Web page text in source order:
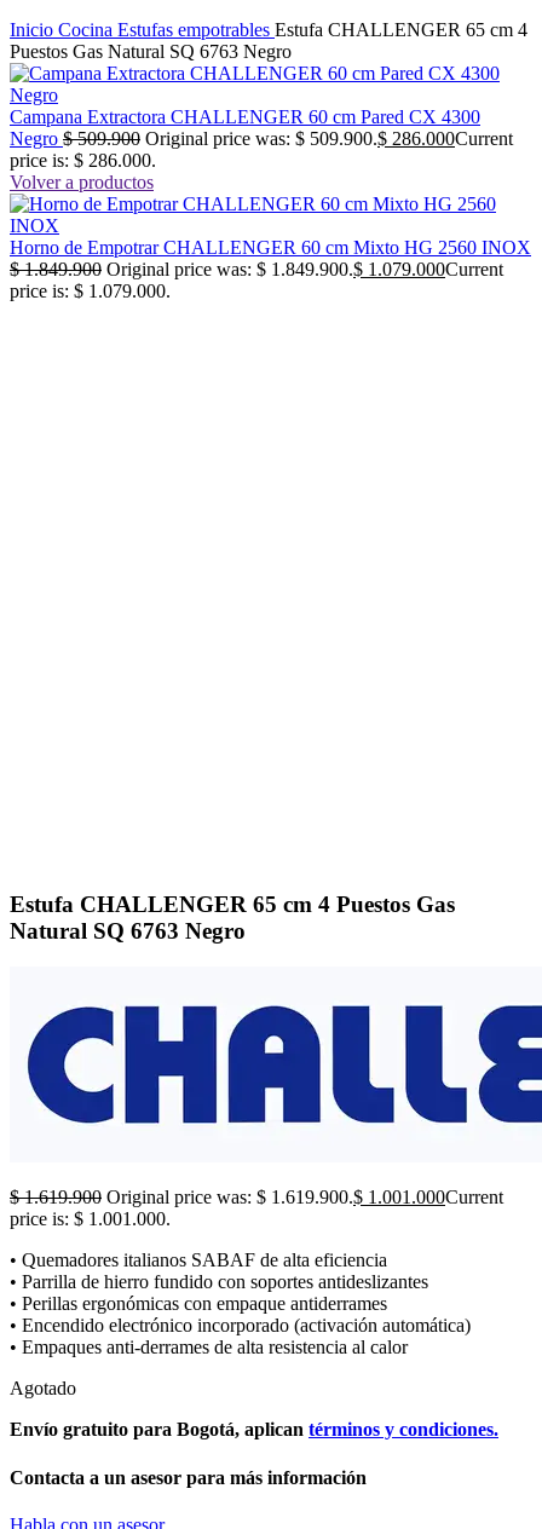
Inicio Cocina Estufas empotrables Estufa CHALLENGER 65 cm 4
Puestos Gas Natural SQ 6763 Negro
Campana Extractora CHALLENGER 60 cm Pared CX 4300
Negro $509.900 Original price was: $ 509.900.$ 286.000Current
price is: $ 286.000.
Volver a productos
Horno de Empotrar CHALLENGER 60 cm Mixto HG 2560 INOX
$1.849.900 Original price was: $ 1.849.900.$ 1.079.000Current
price is: $ 1.079.000.
Estufa CHALLENGER 65 cm 4 Puestos Gas
Natural SQ 6763 Negro
$1.619.900 Original price was: $ 1.619.900.$ 1.001.000Current
price is: $ 1.001.000.
• Quemadores italianos SABAF de alta eficiencia
• Parrilla de hierro fundido con soportes antideslizantes
• Perillas ergonómicas con empaque antiderrames
• Encendido electrónico incorporado (activación automática)
• Empaques anti-derrames de alta resistencia al calor
Agotado
Envío gratuito para Bogotá, aplican términos y condiciones.
Contacta a un asesor para más información
Habla con un asesor